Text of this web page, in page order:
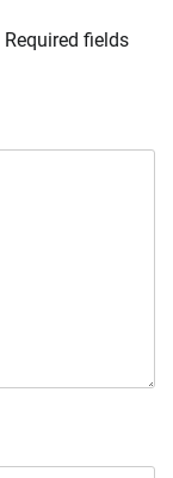
Required fields